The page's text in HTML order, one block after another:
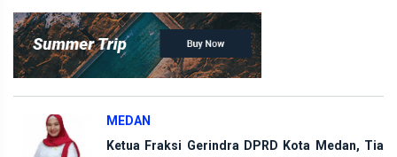
MEDAN
Ketua Fraksi Gerindra DPRD Kota Medan, Tia